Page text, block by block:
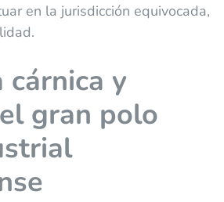
en la jurisdicción equivocada,
y
gran polo